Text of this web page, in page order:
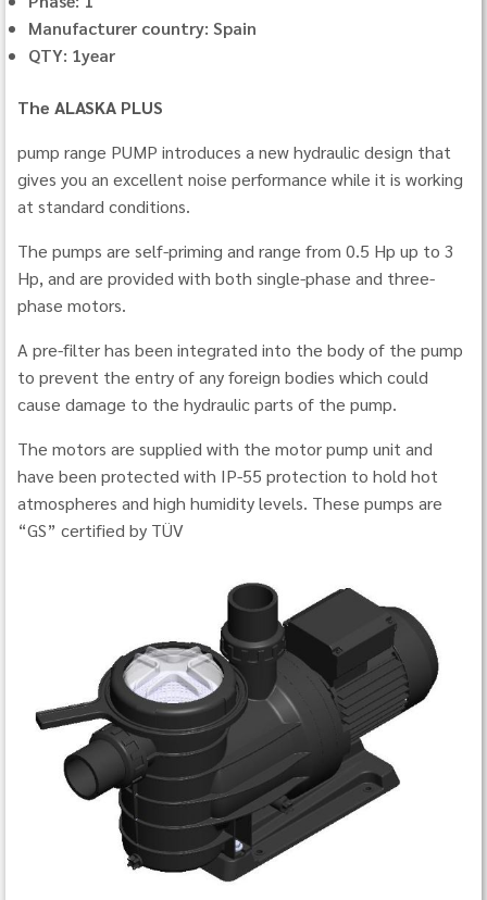
Manufacturer country: Spain
QTY: 1year
The ALASKA PLUS
pump range PUMP introduces a new hydraulic design that
gives you an excellent noise performance while it is working
at standard conditions.
The pumps are self-priming and range from 0.5 Hp up to 3
Hp, and are provided with both single-phase and three-
phase motors.
A pre-filter has been integrated into the body of the pump
to prevent the entry of any foreign bodies which could
cause damage to the hydraulic parts of the pump.
The motors are supplied with the motor pump unit and
have been protected with IP-55 protection to hold hot
atmospheres and high humidity levels. These pumps are
“GS” certified by TÜV